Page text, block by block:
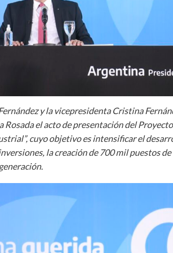
y la vicepresidenta Cristina
Rosada el acto de presentación del
cuyo objetivo es intensificar el
la creación de 700 mil puestos